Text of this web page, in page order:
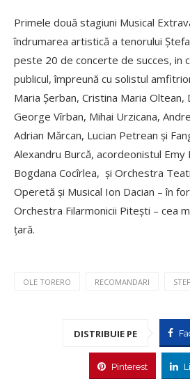
Primele două stagiuni Musical
îndrumarea artistică a tenorului
peste 20 de concerte de succes, in
publicul, împreună cu solistul
Maria Şerban, Cristina Maria Oltean,
George Vîrban, Mihai Urzicana,
Adrian Mărcan, Lucian Petrean şi
Alexandru Burcă, acordeonistul Emy
Bogdana Cocîrlea, şi Orchestra
Operetă şi Musical Ion Dacian – în
Orchestra Filarmonicii Piteşti – cea
ţară.
OLE TORERO RECOMANDARI
DISTRIBUIE PE
Pinterest